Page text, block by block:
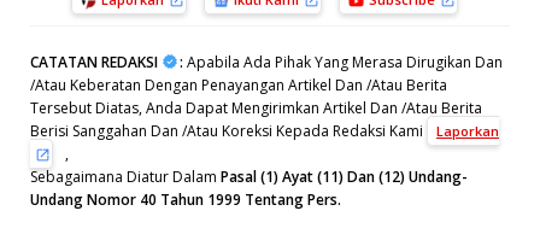
CATATAN REDAKSI : Apabila Ada Pihak Yang Merasa Dirugikan Dan
/Atau Keberatan Dengan Penayangan Artikel Dan /Atau Berita
Tersebut Diatas, Anda Dapat Mengirimkan Artikel Dan /Atau Berita
Berisi Sanggahan Dan /Atau Koreksi Kepada Redaksi Kami
Laporkan
,
Sebagaimana Diatur Dalam Pasal (1) Ayat (11) Dan (12) Undang-
Undang Nomor 40 Tahun 1999 Tentang Pers.